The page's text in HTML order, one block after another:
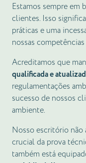
Estamos sempre em
clientes. Isso
práticas e uma
nossas
Acreditamos que
qualificada e
regulamentações
sucesso de nossos
ambiente.
Nosso escritório não
crucial da prova
também está